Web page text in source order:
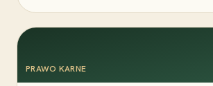
PRAWO KARNE